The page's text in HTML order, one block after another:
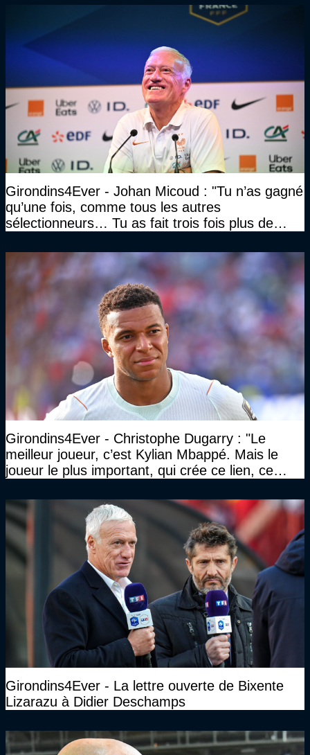
Girondins4Ever - Johan Micoud : "Tu n’as gagné
qu’une fois, comme tous les autres
sélectionneurs… Tu as fait trois fois plus de
Girondins4Ever - Christophe Dugarry : "Le
meilleur joueur, c’est Kylian Mbappé. Mais le
joueur le plus important, qui crée ce lien, ce
c’est Michael Olise"
Girondins4Ever - La lettre ouverte de Bixente
Lizarazu à Didier Deschamps